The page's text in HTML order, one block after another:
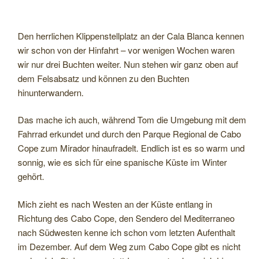
Den herrlichen Klippenstellplatz an der Cala Blanca kennen
wir schon von der Hinfahrt – vor wenigen Wochen waren
wir nur drei Buchten weiter. Nun stehen wir ganz oben auf
dem Felsabsatz und können zu den Buchten
hinunterwandern.
Das mache ich auch, während Tom die Umgebung mit dem
Fahrrad erkundet und durch den Parque Regional de Cabo
Cope zum Mirador hinaufradelt. Endlich ist es so warm und
sonnig, wie es sich für eine spanische Küste im Winter
gehört.
Mich zieht es nach Westen an der Küste entlang in
Richtung des Cabo Cope, den Sendero del Mediterraneo
nach Südwesten kenne ich schon vom letzten Aufenthalt
im Dezember. Auf dem Weg zum Cabo Cope gibt es nicht